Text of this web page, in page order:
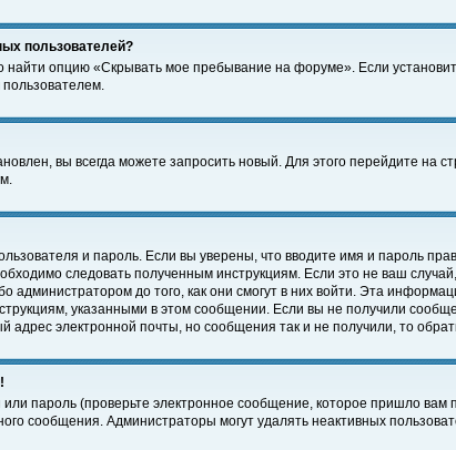
пользователей?
найти опцию «Скрывать мое пребывание на форуме». Если
вы всегда можете запросить новый. Для этого перейдите
и пароль. Если вы уверены, что вводите имя и пароль
следовать полученным инструкциям. Если это не ваш
администратором до того, как они смогут в них войти. Эта
указанными в этом сообщении. Если вы не получили
адрес электронной почты, но сообщения так и не получили, то
пароль (проверьте электронное сообщение, которое пришло
сообщения. Администраторы могут удалять неактивных